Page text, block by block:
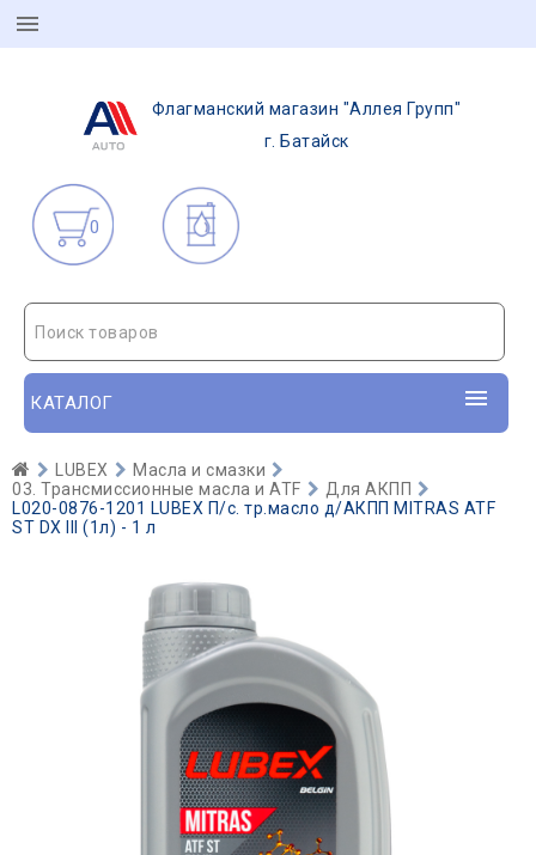
Флагманский магазин "Аллея Групп"
г. Батайск
0
Поиск товаров
КАТАЛОГ
LUBEX
Масла и смазки
03. Трансмиссионные масла и ATF
Для АКПП
L020-0876-1201 LUBEX П/с. тр.масло д/АКПП MITRAS ATF
ST DX III (1л) - 1 л